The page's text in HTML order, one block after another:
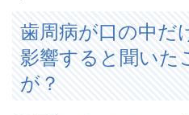
歯周病が口の中だ
影響すると聞いた
が？